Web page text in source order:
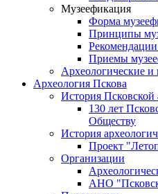
Музеефикация
Форма
Принципы
Приемы
Археологические и
Археология Пскова
История Псковской
130 лет
Обществу
История
Проект
Организации
АНО